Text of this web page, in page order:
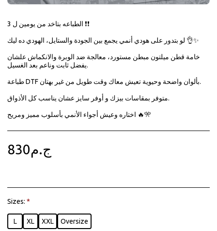
الطباعه بتاخد من يومين ل 3 ❗❗
لو بتدور على هودي أنمي يجمع بين الجودة والستايل، الهودي ده ليك 👌✨
خامة قطن ميلتون مبطن مستورد، معالجة ضد الوبرة والانكماش علشان
يفضل ثابت وناعم بعد الغسيل.
طباعة DTF بألوان واضحة وحيوية تعيش معاك وقت طويل من غير بهتان.
متوفر بمقاسات بيزك و أوفر سايز عشان يناسب كل الأذواق.
اختاره وعيش أجواء الأنمي بأسلوب مميز ومريح 🔥🎌
ج.م830
Sizes: *
L XL XXL Oversize